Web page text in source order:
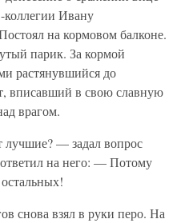
коллегии Ивану
на кормовом балконе.
парик. За кормой
растянувшийся до
вписавший в свою славную
врагом.
— задал вопрос
на него: — Потому
снова взял в руки перо. На